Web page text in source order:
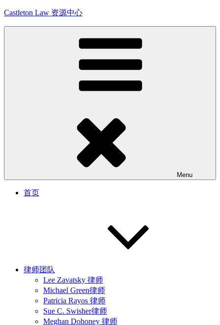
Skip
content
Castleton Law 资源中心
Menu
首页
律师团队
Lee Zavatsky 律师
Michael Green律师
Patricia Rayos 律师
Sue C. Swisher律师
Meghan Dohoney 律师